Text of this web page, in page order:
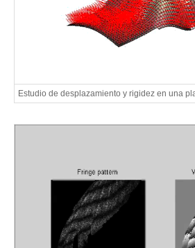
Estudio de desplazamiento y rigidez en una